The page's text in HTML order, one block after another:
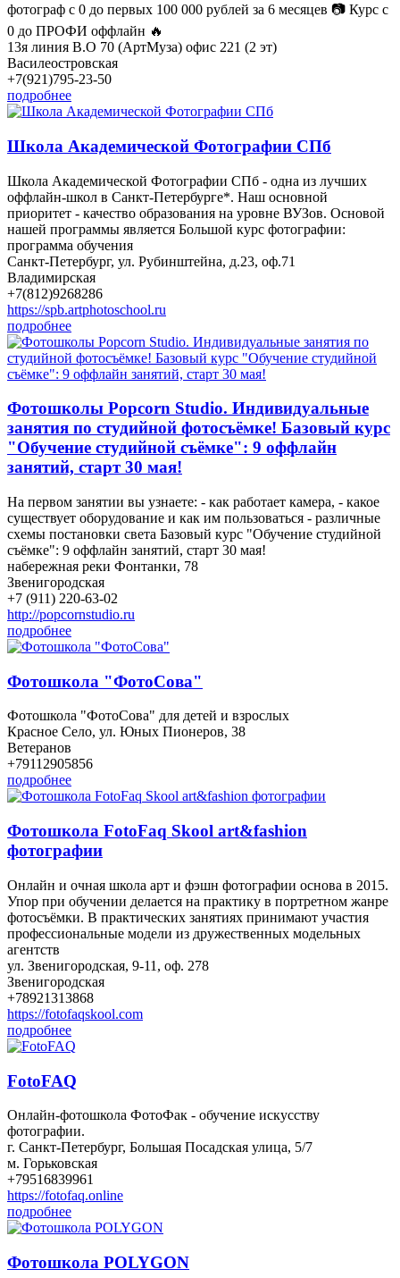
фотограф с 0 до первых 100 000 рублей за 6 месяцев 📷 Курс с
0 до ПРОФИ оффлайн 🔥
13я линия В.О 70 (АртМуза) офис 221 (2 эт)
Василеостровская
+7(921)795-23-50
подробнее
Школа Академической Фотографии СПб
Школа Академической Фотографии СПб - одна из лучших
оффлайн-школ в Санкт-Петербурге*. Наш основной
приоритет - качество образования на уровне ВУЗов. Основой
нашей программы является Большой курс фотографии:
программа обучения
Санкт-Петербург, ул. Рубинштейна, д.23, оф.71
Владимирская
+7(812)9268286
https://spb.artphotoschool.ru
подробнее
Фотошколы Popcorn Studio. Индивидуальные
занятия по студийной фотосъёмке! Базовый курс
"Обучение студийной съёмке": 9 оффлайн
занятий, старт 30 мая!
На первом занятии вы узнаете: - как работает камера, - какое
существует оборудование и как им пользоваться - различные
схемы постановки света Базовый курс "Обучение студийной
съёмке": 9 оффлайн занятий, старт 30 мая!
набережная реки Фонтанки, 78
Звенигородская
+7 (911) 220-63-02
http://popcornstudio.ru
подробнее
Фотошкола "ФотоСова"
Фотошкола "ФотоСова" для детей и взрослых
Красное Село, ул. Юных Пионеров, 38
Ветеранов
+79112905856
подробнее
Фотошкола FotoFaq Skool art&fashion
фотографии
Онлайн и очная школа арт и фэшн фотографии основа в 2015.
Упор при обучении делается на практику в портретном жанре
фотосъёмки. В практических занятиях принимают участия
профессиональные модели из дружественных модельных
агентств
ул. Звенигородская, 9-11, оф. 278
Звенигородская
+78921313868
https://fotofaqskool.com
подробнее
FotoFAQ
Онлайн-фотошкола ФотоФак - обучение искусству
фотографии.
г. Санкт-Петербург, Большая Посадская улица, 5/7
м. Горьковская
+79516839961
https://fotofaq.online
подробнее
Фотошкола POLYGON